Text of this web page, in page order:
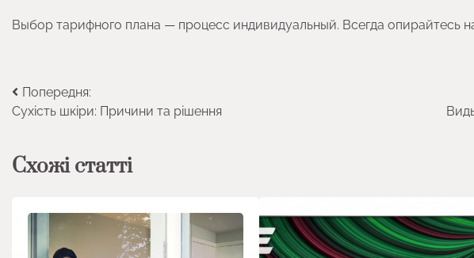
Выбор тарифного плана — процесс индивидуальный. Всегда опирайтесь
Навігація
записів
Попередня:
Сухість шкіри: Причини та рішення
Схожі статті